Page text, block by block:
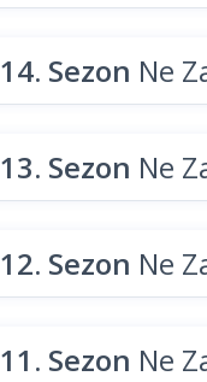
14. Sezon Ne
13. Sezon Ne
12. Sezon Ne
11. Sezon Ne